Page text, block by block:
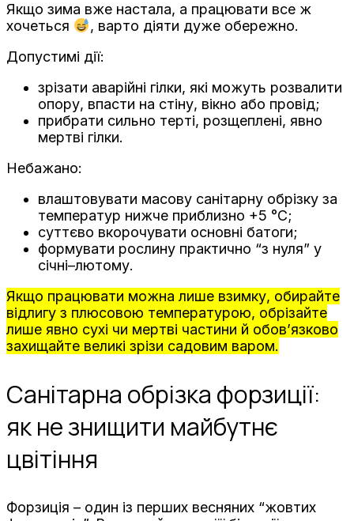
Якщо зима вже настала, а працювати все ж
хочеться
, варто діяти дуже обережно.
Допустимі дії:
зрізати аварійні гілки, які можуть розвалити
опору, впасти на стіну, вікно або провід;
прибрати сильно терті, розщеплені, явно
мертві гілки.
Небажано:
влаштовувати масову санітарну обрізку за
температур нижче приблизно +5 °C;
суттєво вкорочувати основні батоги;
формувати рослину практично “з нуля” у
січні–лютому.
Якщо працювати можна лише взимку, обирайте
відлигу з плюсовою температурою, обрізайте
лише явно сухі чи мертві частини й обов’язково
захищайте великі зрізи садовим варом.
Санітарна обрізка форзиції:
як не знищити майбутнє
цвітіння
Форзиція – один із перших весняних “жовтих